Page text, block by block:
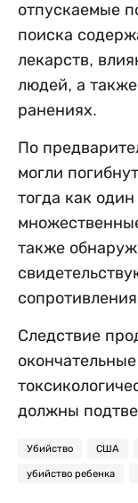
отпускаемые
поиска
лекарств,
людей, а
ранениях.
По
могли
тогда как
также
Следствие
должны
Убийство США
убийство ребенка